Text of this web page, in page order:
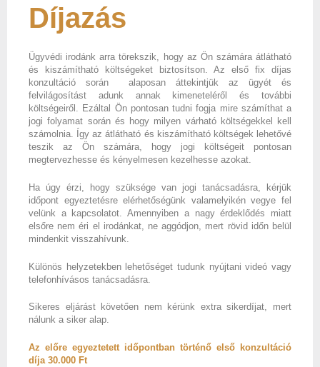
Díjazás
Ügyvédi irodánk arra törekszik, hogy az Ön számára átlátható
és kiszámítható költségeket biztosítson. Az első fix díjas
konzultáció során alaposan áttekintjük az ügyét és
felvilágosítást adunk annak kimeneteléről és további
költségeiről. Ezáltal Ön pontosan tudni fogja mire számíthat a
jogi folyamat során és hogy milyen várható költségekkel kell
számolnia. Így az átlátható és kiszámítható költségek lehetővé
teszik az Ön számára, hogy jogi költségeit pontosan
megtervezhesse és kényelmesen kezelhesse azokat.
Ha úgy érzi, hogy szüksége van jogi tanácsadásra, kérjük
időpont egyeztetésre elérhetőségünk valamelyikén vegye fel
velünk a kapcsolatot. Amennyiben a nagy érdeklődés miatt
elsőre nem éri el irodánkat, ne aggódjon, mert rövid időn belül
mindenkit visszahívunk.
Különös helyzetekben lehetőséget tudunk nyújtani videó vagy
telefonhívásos tanácsadásra.
Sikeres eljárást követően nem kérünk extra sikerdíjat, mert
nálunk a siker alap.
Az előre egyeztetett időpontban történő első konzultáció
díja 30.000 Ft